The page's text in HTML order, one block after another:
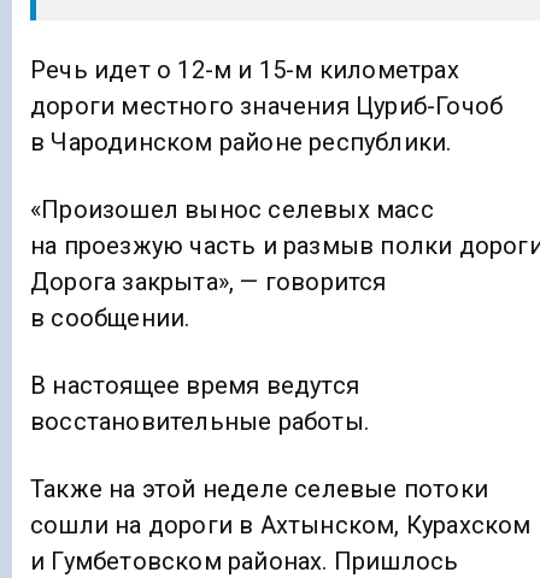
Речь идет о 12-м и 15-м километрах
дороги местного значения Цуриб-Гочоб
в Чародинском районе республики.
«Произошел вынос селевых масс
на проезжую часть и размыв полки
Дорога закрыта», — говорится
в сообщении.
В настоящее время ведутся
восстановительные работы.
Также на этой неделе селевые потоки
сошли на дороги в Ахтынском, Курахском
и Гумбетовском районах. Пришлось